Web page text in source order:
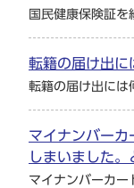
国民健康保険証を
転籍の届け出に
転籍の届け出には
マイナンバーカ
しまいました。
マイナンバーカー